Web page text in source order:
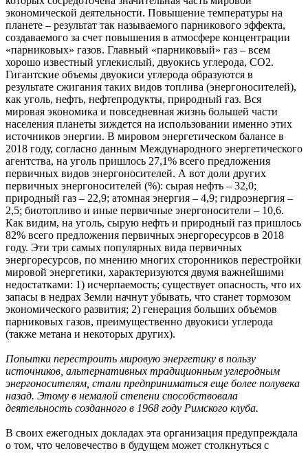
экономической деятельности. Повышение температуры на
планете – результат так называемого парникового эффекта,
создаваемого за счет повышения в атмосфере концентрации
«парниковых» газов. Главный «парниковый» газ – всем
хорошо известный углекислый, двуокись углерода, СО2.
Гигантские объемы двуокиси углерода образуются в
результате сжигания таких видов топлива (энергоносителей),
как уголь, нефть, нефтепродукты, природный газ. Вся
мировая экономика и повседневная жизнь большей части
населения планеты зиждется на использовании именно этих
источников энергии. В мировом энергетическом балансе в
2018 году, согласно данным Международного энергетического
агентства, на уголь пришлось 27,1% всего предложения
первичных видов энергоносителей. А вот доли других
первичных энергоносителей (%): сырая нефть – 32,0;
природный газ – 22,9; атомная энергия – 4,9; гидроэнергия –
2,5; биотопливо и иные первичные энергоносители – 10,6.
Как видим, на уголь, сырую нефть и природный газ пришлось
82% всего предложения первичных энергоресурсов в 2018
году. Эти три самых популярных вида первичных
энергоресурсов, по мнению многих сторонников перестройки
мировой энергетики, характеризуются двумя важнейшими
недостатками: 1) исчерпаемость; существует опасность, что их
запасы в недрах Земли начнут убывать, что станет тормозом
экономического развития; 2) генерация больших объемов
парниковых газов, преимущественно двуокиси углерода
(также метана и некоторых других).
Попытки перестроить мировую энергетику в пользу
источников, альтернативных традиционным углеродным
энергоносителям, стали предприниматься еще более полувека
назад. Этому в немалой степени способствовала
деятельность созданного в 1968 году Римского клуба.
В своих ежегодных докладах эта организация предупреждала
о том, что человечество в будущем может столкнуться с